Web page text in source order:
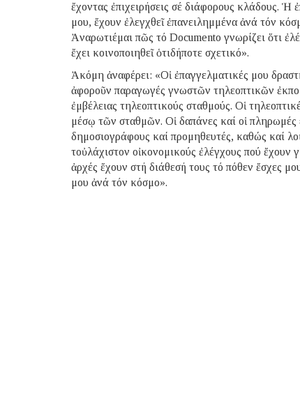
ἔχοντας ἐπιχειρήσεις σέ διάφορους κλάδους. Ἡ
μου, ἔχουν ἐλεγχθεῖ ἐπανειλημμένα ἀνά τόν
Ἀναρωτιέμαι πῶς τό Documento γνωρίζει ὅτι
ἔχει κοινοποιηθεῖ ὁτιδήποτε σχετικό».
Ἀκόμη ἀναφέρει: «Οἱ ἐπαγγελματικές μου
ἀφοροῦν παραγωγές γνωστῶν τηλεοπτικῶν
ἐμβέλειας τηλεοπτικούς σταθμούς. Οἱ
μέσῳ τῶν σταθμῶν. Οἱ δαπάνες καί οἱ πληρωμές
δημοσιογράφους καί προμηθευτές, καθώς καί
τοὐλάχιστον οἰκονομικούς ἐλέγχους πού ἔχουν
ἀρχές ἔχουν στή διάθεσή τους τό πόθεν ἔσχες
μου ἀνά τόν κόσμο».